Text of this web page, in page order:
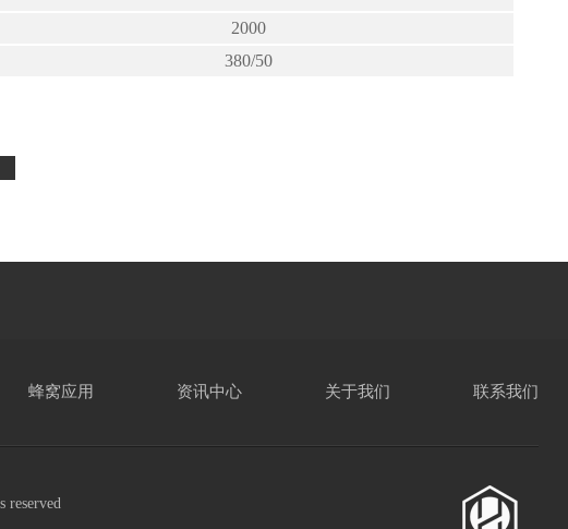
2000
380/50
蜂窝应用 资讯中心 关于我们 联系我们